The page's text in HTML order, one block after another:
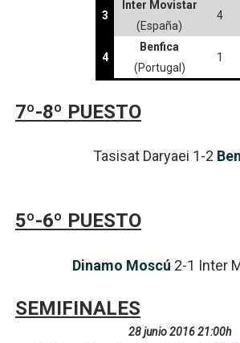
3
Inter Movistar
(España)
4
4
Benfica
(Portugal)
1
7º-8º PUESTO
Tasisat Daryaei 1-2
5º-6º PUESTO
Dinamo Moscú 2-1 Inter
SEMIFINALES
28 junio 2016 21:00h